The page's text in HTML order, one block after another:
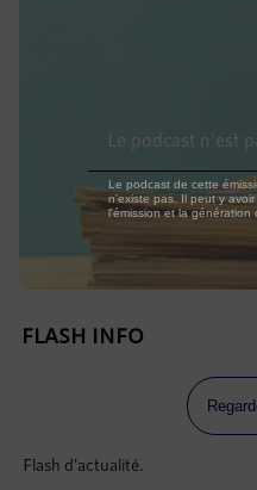
FLASH INFO
Flash d'actualité.
Le podcast n'est
Le podcast de cette
n'existe pas. Il peut y
l'émission et la génération